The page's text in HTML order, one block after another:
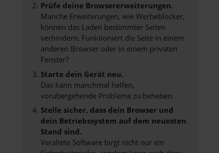
Prüfe deine Browsererweiterungen.
Manche Erweiterungen, wie Werbeblocker,
können das Laden bestimmter Seiten
verhindern. Funktioniert die Seite in einem
anderen Browser oder in einem privaten
Fenster?
Starte dein Gerät neu.
Das kann manchmal helfen,
vorübergehende Probleme zu beheben.
Stelle sicher, dass dein Browser und
dein Betriebssystem auf dem neuesten
Stand sind.
Veraltete Software birgt nicht nur ein